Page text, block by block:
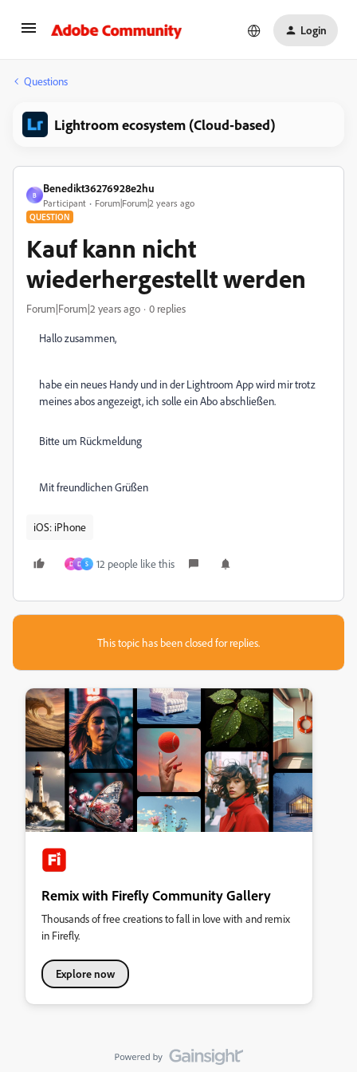
Login
Questions
Lightroom ecosystem (Cloud-based)
B
Benedikt36276928e2hu
Participant Forum|Forum|2 years ago
QUESTION
Kauf kann nicht
wiederhergestellt werden
Forum|Forum|2 years ago 0 replies
Hallo zusammen,
habe ein neues Handy und in der Lightroom App wird mir trotz
meines abos angezeigt, ich solle ein Abo abschließen.
Bitte um Rückmeldung
Mit freundlichen Grüßen
iOS: iPhone
D D S 12 people like this
This topic has been closed for replies.
Remix with Firefly Community Gallery
Thousands of free creations to fall in love with and remix
in Firefly.
Explore now